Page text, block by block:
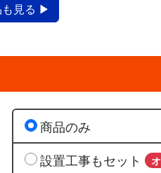
も見る ▶
商品のみ
設置工事もセット